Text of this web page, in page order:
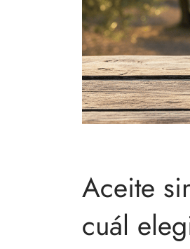
Aceite
cuál